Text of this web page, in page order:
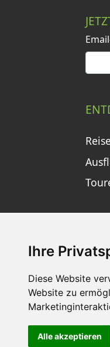
Ihre
Diese Website
Website zu
Alle akzeptieren